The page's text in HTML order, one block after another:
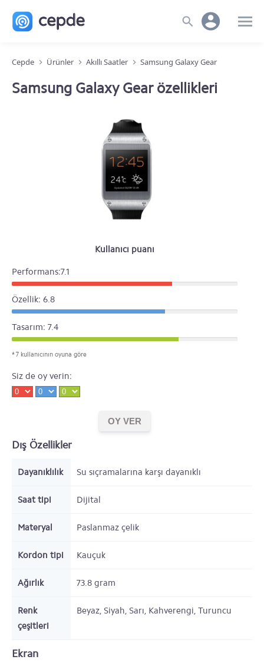
Cepde Ürünler Akıllı Saatler Samsung Galaxy Gear
Samsung Galaxy Gear özellikleri
Kullanıcı puanı
Performans:7.1
Özellik: 6.8
Tasarım: 7.4
* 7 kullanıcının oyuna göre
Siz de oy verin:
Dış Özellikler
Dayanıklılık Su sıçramalarına karşı dayanıklı
Saat tipi Dijital
Materyal Paslanmaz çelik
Kordon tipi Kauçuk
Ağırlık 73.8 gram
Renk
çeşitleri
Beyaz, Siyah, Sarı, Kahverengi, Turuncu
Ekran